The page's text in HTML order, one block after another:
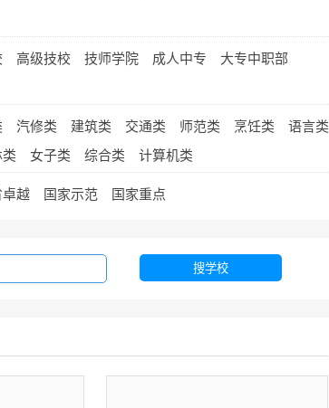
高级技校 技师学院 成人中专
大专中职部
汽修类 建筑类 交通类 师范类 烹饪类
语言类
女子类 综合类 计算机类
越 国家示范 国家重点
搜学校